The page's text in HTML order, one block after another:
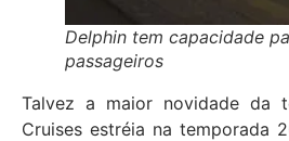
Delphin tem capacidade
passageiros
Talvez a maior novidade da
Cruises estréia na temporada